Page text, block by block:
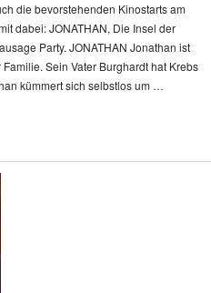
die bevorstehenden Kinostarts am
dabei: JONATHAN, Die Insel der
Party. JONATHAN Jonathan ist
Sein Vater Burghardt hat Krebs
kümmert sich selbstlos um …